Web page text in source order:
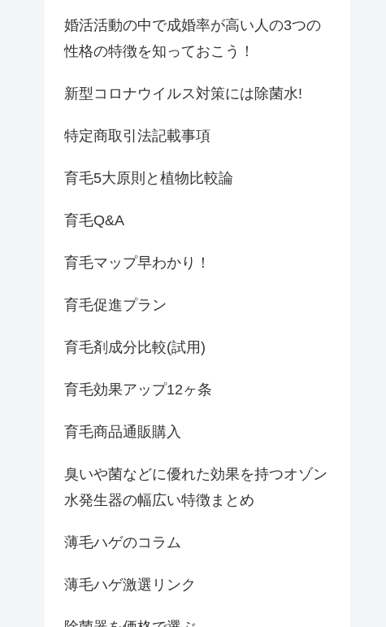
婚活活動の中で成婚率が高い人の3つの
性格の特徴を知っておこう！
新型コロナウイルス対策には除菌水!
特定商取引法記載事項
育毛5大原則と植物比較論
育毛Q&A
育毛マップ早わかり！
育毛促進プラン
育毛剤成分比較(試用)
育毛効果アップ12ヶ条
育毛商品通販購入
臭いや菌などに優れた効果を持つオゾン
水発生器の幅広い特徴まとめ
薄毛ハゲのコラム
薄毛ハゲ激選リンク